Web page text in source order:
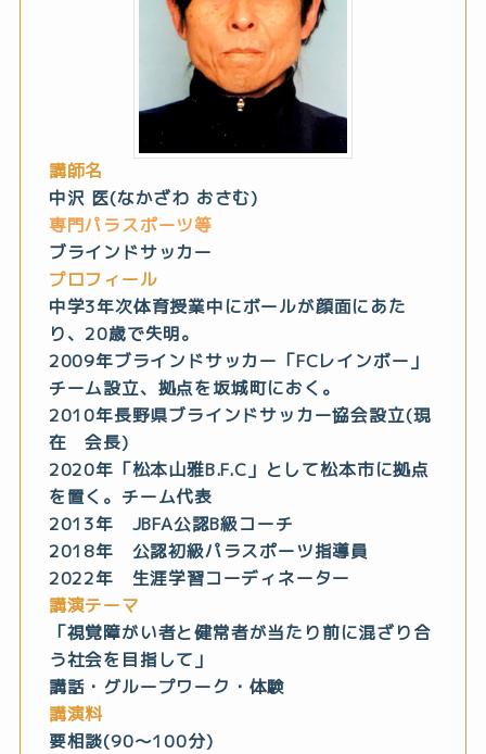
講師名
中沢 医(なかざわ おさむ)
専門パラスポーツ等
ブラインドサッカー
プロフィール
中学3年次体育授業中にボールが顔面にあた
り、20歳で失明。
2009年ブラインドサッカー「FCレインボー」
チーム設立、拠点を坂城町におく。
2010年長野県ブラインドサッカー協会設立(現
在 会長)
2020年「松本山雅B.F.C」として松本市に拠点
を置く。チーム代表
2013年 JBFA公認B級コーチ
2018年 公認初級パラスポーツ指導員
2022年 生涯学習コーディネーター
講演テーマ
「視覚障がい者と健常者が当たり前に混ざり合
う社会を目指して」
講話・グループワーク・体験
講演料
要相談(90～100分)